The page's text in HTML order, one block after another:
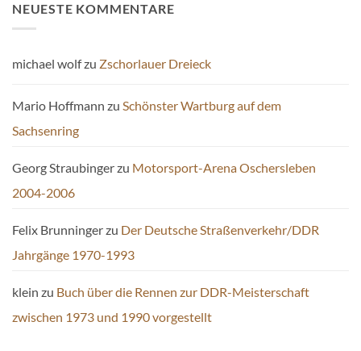
NEUESTE KOMMENTARE
michael wolfzu Zschorlauer Dreieck
Mario Hoffmann zu Schönster Wartburg auf dem
Sachsenring
Georg Straubingerzu Motorsport-Arena Oschersleben
2004-2006
Felix Brunningerzu Der Deutsche Straßenverkehr/DDR
Jahrgänge 1970-1993
klein zu Buch über die Rennen zur DDR-Meisterschaft
zwischen 1973 und 1990 vorgestellt